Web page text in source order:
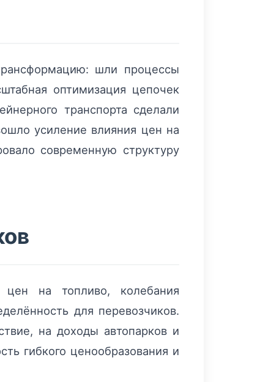
шли процессы
оптимизация цепочек
транспорта сделали
усиление влияния цен на
современную структуру
цен на топливо, колебания
для перевозчиков.
на доходы автопарков и
гибкого ценообразования и